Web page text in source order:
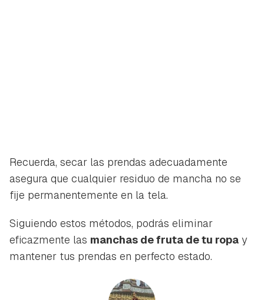
Recuerda, secar las prendas adecuadamente
asegura que cualquier residuo de mancha no se
fije permanentemente en la tela.
Siguiendo estos métodos, podrás eliminar
eficazmente las manchas de fruta de tu ropa y
mantener tus prendas en perfecto estado.